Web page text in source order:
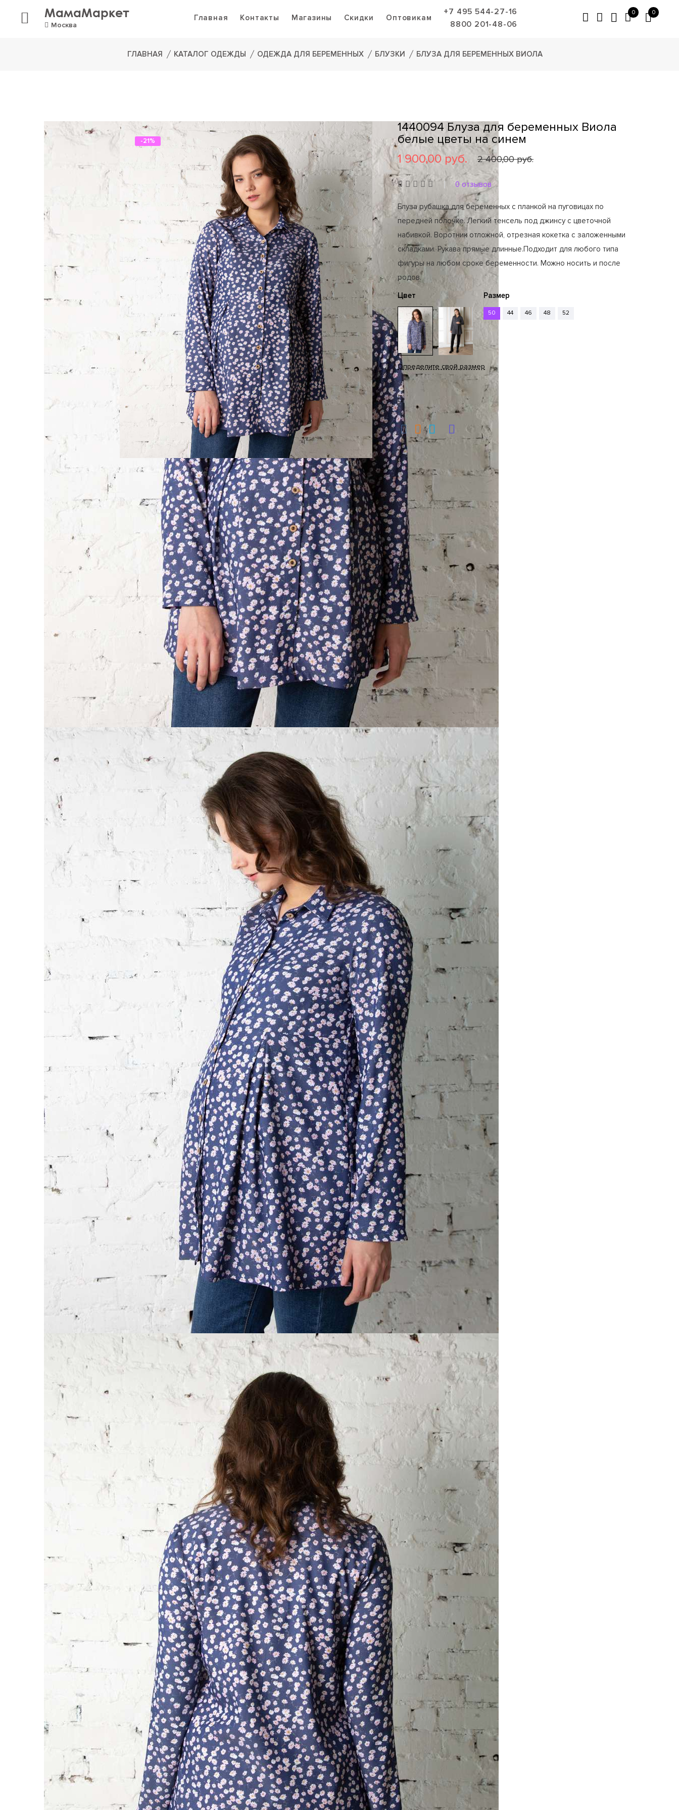
МамаМаркет
Москва
Главная Контакты Магазины Скидки Оптовикам
+7 495 544-27-16
8800 201-48-06
0 0
ГЛАВНАЯ КАТАЛОГ ОДЕЖДЫ ОДЕЖДА ДЛЯ БЕРЕМЕННЫХ БЛУЗКИ БЛУЗА ДЛЯ БЕРЕМЕННЫХ ВИОЛА
-21%
1440094 Блуза для беременных Виола
белые цветы на синем
1 900,00 руб.
2 400,00 руб.
0 отзывов
Блуза рубашка для беременных с планкой на пуговицах по
передней полочке. Легкий тенсель под джинсу с цветочной
набивкой. Воротник отложной, отрезная кокетка с заложенными
складками. Рукава прямые длинные.Подходит для любого типа
фигуры на любом сроке беременности. Можно носить и после
родов.
Цвет
Размер
50 44 46 48 52
Определите свой размер